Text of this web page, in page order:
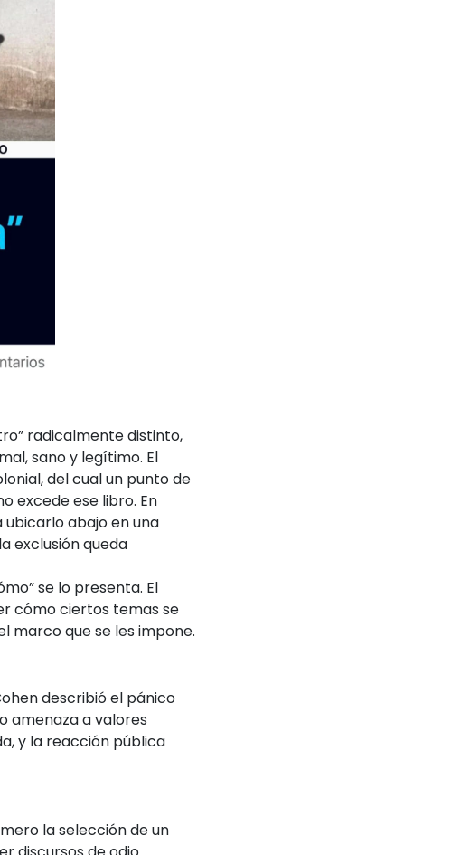
radicalmente distinto,
sano y legítimo. El
del cual un punto de
excede ese libro. En
abajo en una
exclusión queda
se lo presenta. El
cómo ciertos temas se
marco que se les impone.
describió el pánico
amenaza a valores
y la reacción pública
laselección de un